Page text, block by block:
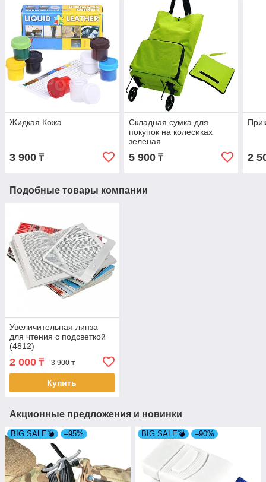
Жидкая Кожа
3 900 ₸
Складная сумка для
покупок на колесиках
зеленая
5 900₸ 2
Подобные товары компании
Увеличительная линза
для чтения с подсветкой
(4812)
2 000 ₸ 3 900 ₸
Купить
Акционные предложения и новинки
BIG SALE💣 –95% BIG SALE💣 –90%